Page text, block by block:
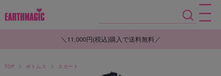
＼11,000円(税込)購入で送料無料／
TOP ボトムス スカート